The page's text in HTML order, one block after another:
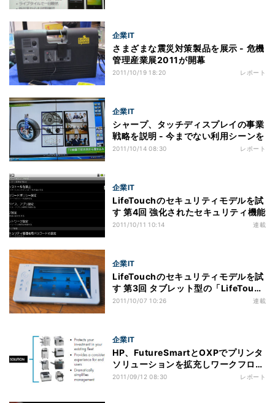
企業IT
さまざまな震災対策製品を展示 - 危機
管理産業展2011が開幕
2011/10/19 18:20 レポート
企業IT
シャープ、タッチディスプレイの事業
戦略を説明 - 今までない利用シーンを
2011/10/14 08:30 レポート
企業IT
LifeTouchのセキュリティモデルを試
す 第4回 強化されたセキュリティ機能
2011/10/11 10:14 連載
企業IT
LifeTouchのセキュリティモデルを試
す 第3回 タブレット型の「LifeTouch
セキュリティパックモデル」を試す
2011/10/07 10:26 連載
企業IT
HP、FutureSmartとOXPでプリンタ
ソリューションを拡充しワークフロー
に注力
2011/09/12 08:30 レポート